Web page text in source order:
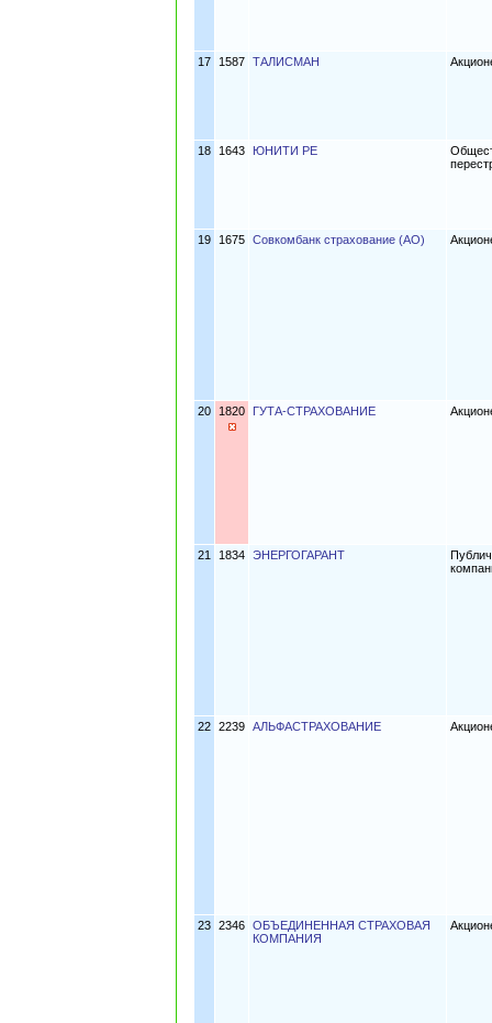
17 1587 ТАЛИСМАН
18 1643 ЮНИТИ РЕ
19 1675 Совкомбанк страхование (АО)
20 1820 ГУТА-СТРАХОВАНИЕ
21 1834 ЭНЕРГОГАРАНТ
22 2239 АЛЬФАСТРАХОВАНИЕ
23 2346 ОБЪЕДИНЕННАЯ СТРАХОВАЯ
КОМПАНИЯ